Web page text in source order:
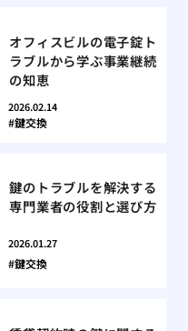
オフィスビルの電子錠ト
ラブルから学ぶ事業継続
の知恵
2026.02.14
鍵交換
鍵のトラブルを解決する
専門業者の役割と選び方
2026.01.27
鍵交換